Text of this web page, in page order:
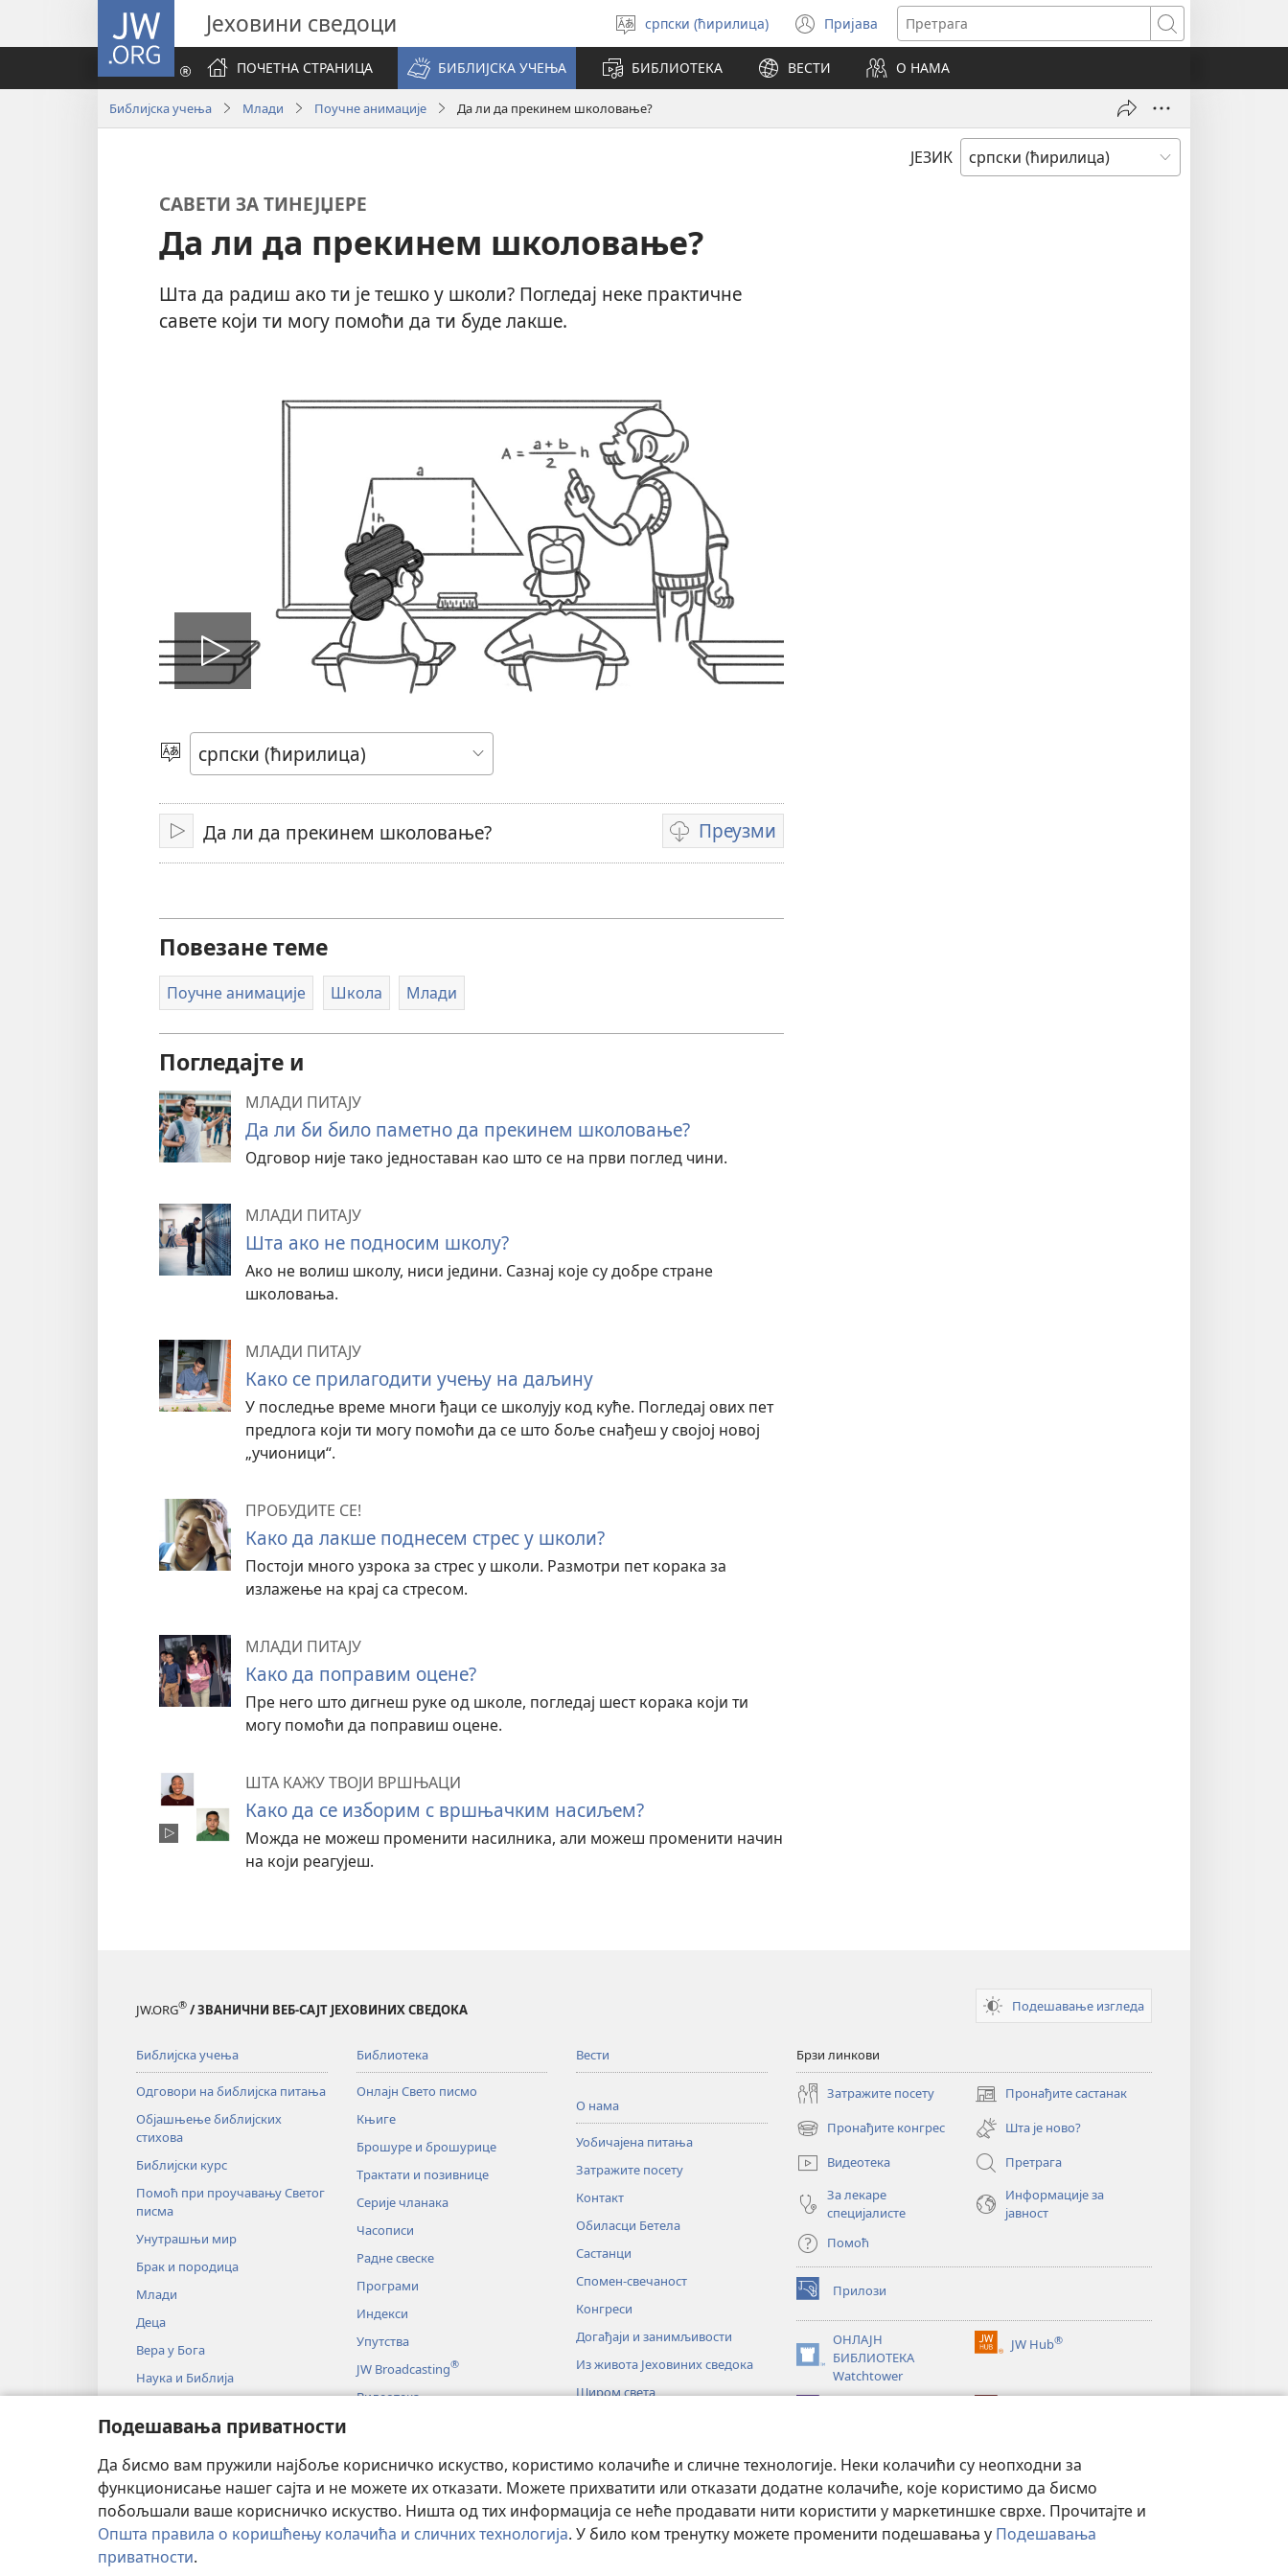
Подешавања приватности
Да бисмо вам пружили најбоље корисничко искуство, користимо колачиће и сличне технологије. Неки колачићи су неопходни за
функционисање нашег сајта и не можете их отказати. Можете прихватити или отказати додатне колачиће, које користимо да бисмо
побољшали ваше корисничко искуство. Ништа од тих информација се неће продавати нити користити у маркетиншке сврхе. Прочитајте и
Општа правила о коришћењу колачића и сличних технологија. У било ком тренутку можете променити подешавања у Подешавања
приватности.
JW.ORG Јеховини сведоци
Изабери
језик
српски (ћирилица) Пријава
(отвара
нови
прозор)
Претрага
ПОЧЕТНА СТРАНИЦА
БИБЛИЈСКА УЧЕЊА БИБЛИОТЕКА ВЕСТИ О НАМА
Библијска учења Млади Поучне анимације Да ли да прекинем школовање?
ЈЕЗИК
САВЕТИ ЗА ТИНЕЈЏЕРЕ
Да ли да прекинем школовање?
Шта да радиш ако ти је тешко у школи? Погледај неке практичне
савете који ти могу помоћи да ти буде лакше.
Покрени
филм
Изаберите
језик
Покрени
Да ли да прекинем школовање? Преузми
Формати
за
видео-
Повезане теме
Поучне анимације Школа Млади
Погледајте и
МЛАДИ ПИТАЈУ
Да ли би било паметно да прекинем школовање?
Одговор није тако једноставан као што се на први поглед чини.
МЛАДИ ПИТАЈУ
Шта ако не подносим школу?
Ако не волиш школу, ниси једини. Сазнај које су добре стране
школовања.
МЛАДИ ПИТАЈУ
Како се прилагодити учењу на даљину
У последње време многи ђаци се школују код куће. Погледај ових пет
предлога који ти могу помоћи да се што боље снађеш у својој новој
„учионици“.
ПРОБУДИТЕ СЕ!
Како да лакше поднесем стрес у школи?
Постоји много узрока за стрес у школи. Размотри пет корака за
излажење на крај са стресом.
МЛАДИ ПИТАЈУ
Како да поправим оцене?
Пре него што дигнеш руке од школе, погледај шест корака који ти
могу помоћи да поправиш оцене.
ШТА КАЖУ ТВОЈИ ВРШЊАЦИ
Како да се изборим с вршњачким насиљем?
Можда не можеш променити насилника, али можеш променити начин
на који реагујеш.
JW.ORG® / ЗВАНИЧНИ ВЕБ-САЈТ ЈЕХОВИНИХ СВЕДОКА Подешавање изгледа
Библијска учења
Одговори на библијска питања
Објашњење библијских
стихова
Библијски курс
Помоћ при проучавању Светог
писма
Унутрашњи мир
Брак и породица
Млади
Деца
Вера у Бога
Наука и Библија
Библиотека
Онлајн Свето писмо
Књиге
Брошуре и брошурице
Трактати и позивнице
Серије чланака
Часописи
Радне свеске
Програми
Индекси
Упутства
JW Broadcasting®
Видеотека
Драмско читање Светог писма
Вести
О нама
Уобичајена питања
Затражите посету
Контакт
Обиласци Бетела
Састанци
Спомен-свечаност
Конгреси
Догађаји и занимљивости
Из живота Јеховиних сведока
Широм света
Брзи линкови
Затражите посету Пронађите састанак
(отвара
нови
прозор)
Пронађите конгрес
(отвара
нови
прозор)
Шта је ново?
Видеотека
Претрага
За лекаре
специјалисте
Информације за
јавност
Помоћ
Прилози
(отвара
нови
прозор)ОНЛАЈН
БИБЛИОТЕКА
Watchtower
(отвара
JW Hub®
(отвара